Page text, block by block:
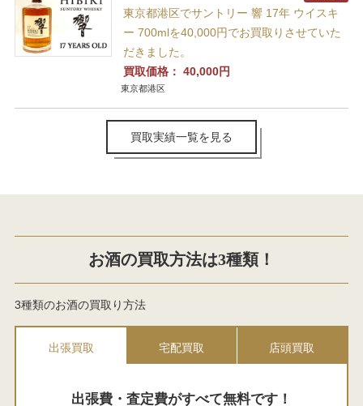
東京都港区でサントリー 響 17年 ウイスキ
ー 700mlを40,000円でお買取りさせていた
だきました。
買取価格： 40,000円
東京都港区
買取実績一覧を見る
お酒の買取方法は3種類！
3種類のお酒の買取り方法
出張買取 宅配買取 店頭買取
出張費・査定費がすべて無料です！